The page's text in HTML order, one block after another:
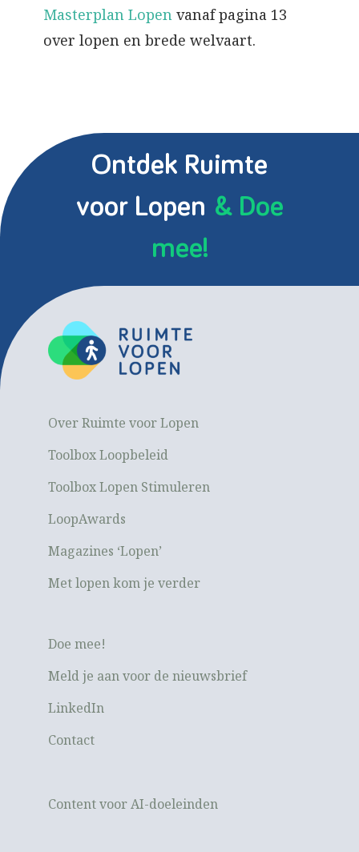
Masterplan Lopen vanaf pagina 13
over lopen en brede welvaart.
Ontdek Ruimte
voor Lopen & Doe
mee!
Over Ruimte voor Lopen
Toolbox Loopbeleid
Toolbox Lopen Stimuleren
LoopAwards
Magazines ‘Lopen’
Met lopen kom je verder
Doe mee!
Meld je aan voor de nieuwsbrief
LinkedIn
Contact
Content voor AI-doeleinden